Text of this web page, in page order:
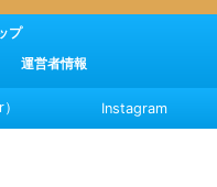
プ
運営者情報
Instagram